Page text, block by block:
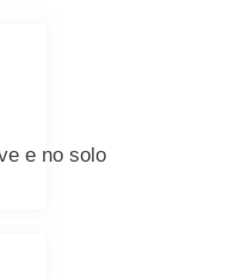
e no solo